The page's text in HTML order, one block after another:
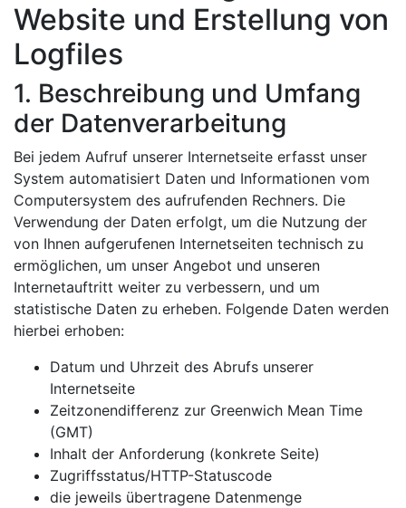
Website und Erstellung von
Logfiles
1. Beschreibung und Umfang
der Datenverarbeitung
Bei jedem Aufruf unserer Internetseite erfasst unser
System automatisiert Daten und Informationen vom
Computersystem des aufrufenden Rechners. Die
Verwendung der Daten erfolgt, um die Nutzung der
von Ihnen aufgerufenen Internetseiten technisch zu
ermöglichen, um unser Angebot und unseren
Internetauftritt weiter zu verbessern, und um
statistische Daten zu erheben. Folgende Daten werden
hierbei erhoben:
Datum und Uhrzeit des Abrufs unserer
Internetseite
Zeitzonendifferenz zur Greenwich Mean Time
(GMT)
Inhalt der Anforderung (konkrete Seite)
Zugriffsstatus/HTTP-Statuscode
die jeweils übertragene Datenmenge